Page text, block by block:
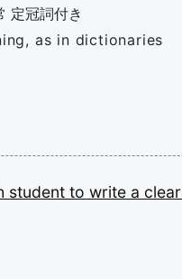
定冠詞付き
as in dictionaries
student to write a clear